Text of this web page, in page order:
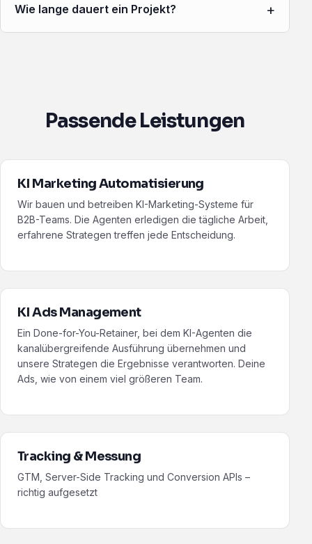
Wie lange dauert ein Projekt? +
Passende Leistungen
KI Marketing Automatisierung
Wir bauen und betreiben KI-Marketing-Systeme für
B2B-Teams. Die Agenten erledigen die tägliche Arbeit,
erfahrene Strategen treffen jede Entscheidung.
KI Ads Management
Ein Done-for-You-Retainer, bei dem KI-Agenten die
kanalübergreifende Ausführung übernehmen und
unsere Strategen die Ergebnisse verantworten. Deine
Ads, wie von einem viel größeren Team.
Tracking & Messung
GTM, Server-Side Tracking und Conversion APIs –
richtig aufgesetzt